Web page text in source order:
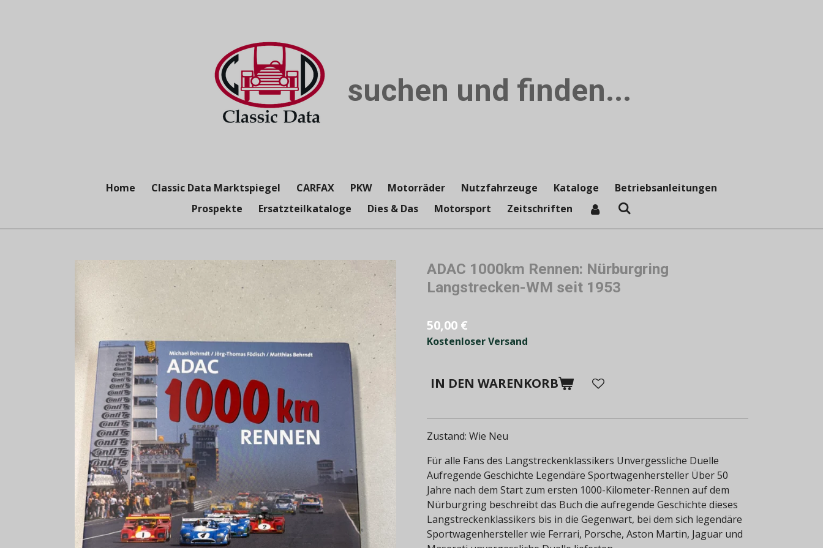
suchen und finden...
Home Classic Data Marktspiegel CARFAX PKW Motorräder Nutzfahrzeuge Kataloge
Betriebsanleitungen
Prospekte
Ersatzteilkataloge Dies & Das Motorsport Zeitschriften
ADAC 1000km Rennen: Nürburgring
Langstrecken-WM seit 1953
50,00 €
Kostenloser Versand
IN DEN WARENKORB
Zustand: Wie Neu
Für alle Fans des Langstreckenklassikers Unvergessliche Duelle
Aufregende Geschichte Legendäre Sportwagenhersteller Über 50
Jahre nach dem Start zum ersten 1000-Kilometer-Rennen auf dem
Nürburgring beschreibt das Buch die aufregende Geschichte dieses
Langstreckenklassikers bis in die Gegenwart, bei dem sich legendäre
Sportwagenhersteller wie Ferrari, Porsche, Aston Martin, Jaguar und